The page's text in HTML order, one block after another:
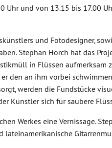
Uhr und von 13.15 bis 17.00
und Fotodesigner,
Stephan Horch hat das
in Flüssen aufmerksam
den an ihm vorbei
werden die Fundstücke
Künstler sich für saubere
Werkes eine Vernissage.